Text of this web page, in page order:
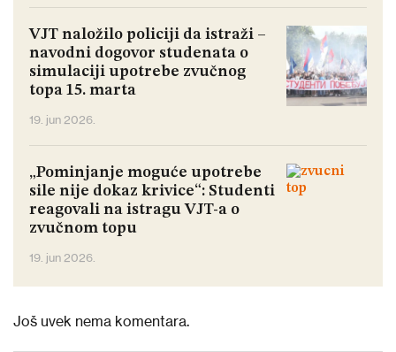
VJT naložilo policiji da istraži –
navodni dogovor studenata o
simulaciji upotrebe zvučnog
topa 15. marta
19. jun 2026.
„Pominjanje moguće upotrebe
sile nije dokaz krivice“: Studenti
reagovali na istragu VJT-a o
zvučnom topu
19. jun 2026.
Još uvek nema komentara.